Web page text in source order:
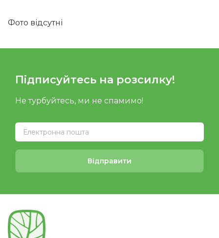
Фото відсутні
Підписуйтесь на розсилку!
Не турбуйтесь, ми не спамимо!
Відправити